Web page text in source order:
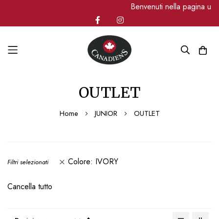
Benvenuti nella pagina
OUTLET
Home JUNIOR OUTLET
Filtri selezionati Colore IVORY
Cancella tutto